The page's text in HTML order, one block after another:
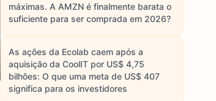
máximas. A AMZN é finalmente barata o
suficiente para ser comprada em 2026?
As ações da Ecolab caem após a
aquisição da CoolIT por US$ 4,75
bilhões: O que uma meta de US$ 407
significa para os investidores